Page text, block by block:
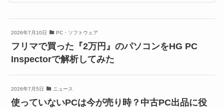
2026年7月10日 PC・ソフトウェア
フリマで買った『2万円』のパソコンをHG PC
Inspectorで解析してみた
2026年7月5日 ニュース
使っていないPCは今が売り時？中古PC出品に役